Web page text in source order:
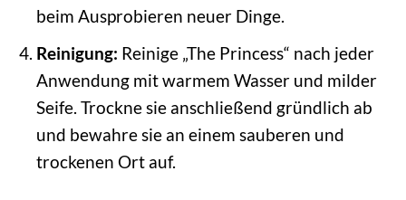
beim Ausprobieren neuer Dinge.
Reinigung: Reinige „The Princess“ nach jeder
Anwendung mit warmem Wasser und milder
Seife. Trockne sie anschließend gründlich ab
und bewahre sie an einem sauberen und
trockenen Ort auf.